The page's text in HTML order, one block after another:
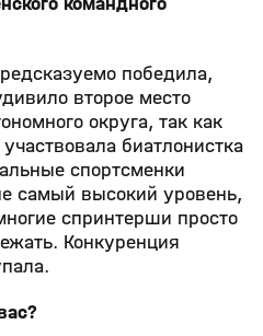
победила,
второе место
округа, так как
биатлонистка
спортсменки
самый высокий уровень,
спринтерши просто
Конкуренция